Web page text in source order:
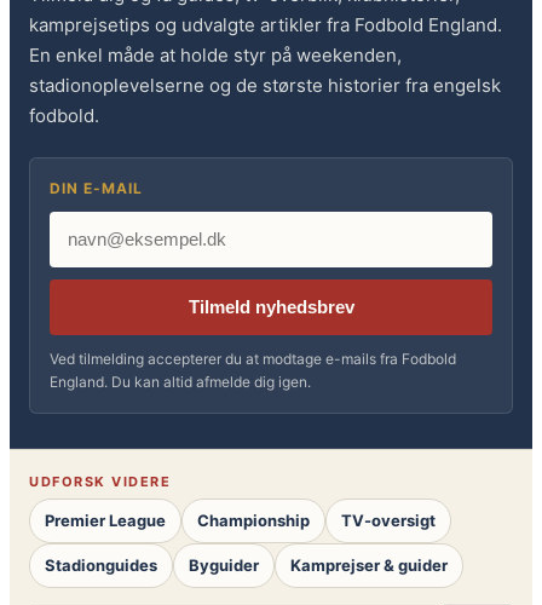
kamprejsetips og udvalgte artikler fra Fodbold England.
En enkel måde at holde styr på weekenden,
stadionoplevelserne og de største historier fra engelsk
fodbold.
DIN E-MAIL
Tilmeld nyhedsbrev
Ved tilmelding accepterer du at modtage e-mails fra Fodbold
England. Du kan altid afmelde dig igen.
UDFORSK VIDERE
Premier League Championship TV-oversigt
Stadionguides Byguider Kamprejser & guider